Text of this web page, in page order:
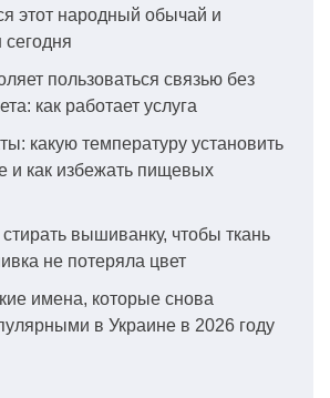
этот народный обычай и
сегодня
пользоваться связью без
как работает услуга
какую температуру установить
и как избежать пищевых
вышиванку, чтобы ткань
не потеряла цвет
имена, которые снова
в Украине в 2026 году